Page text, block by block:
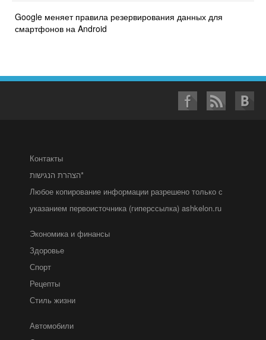
Google меняет правила резервирования данных для
смартфонов на Android
Контакты
הצהרת הנגישות*
Любое копирование информации разрешено только с
указанием первоисточника (гиперссылка) ashkelon.ru
Экономика и финансы
Здоровье
Спорт
Рецепты
Стиль жизни
Автомобили